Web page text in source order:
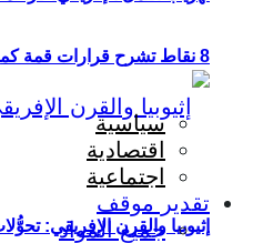
إثيوبيا والقرن الإفريقي:
8 نقاط تشرح قرارات قمة كمبالا بشأن “بعثة أوصوم” في الصومال؟
سياسية
اقتصادية
اجتماعية
تقدير موقف
جميع المواد